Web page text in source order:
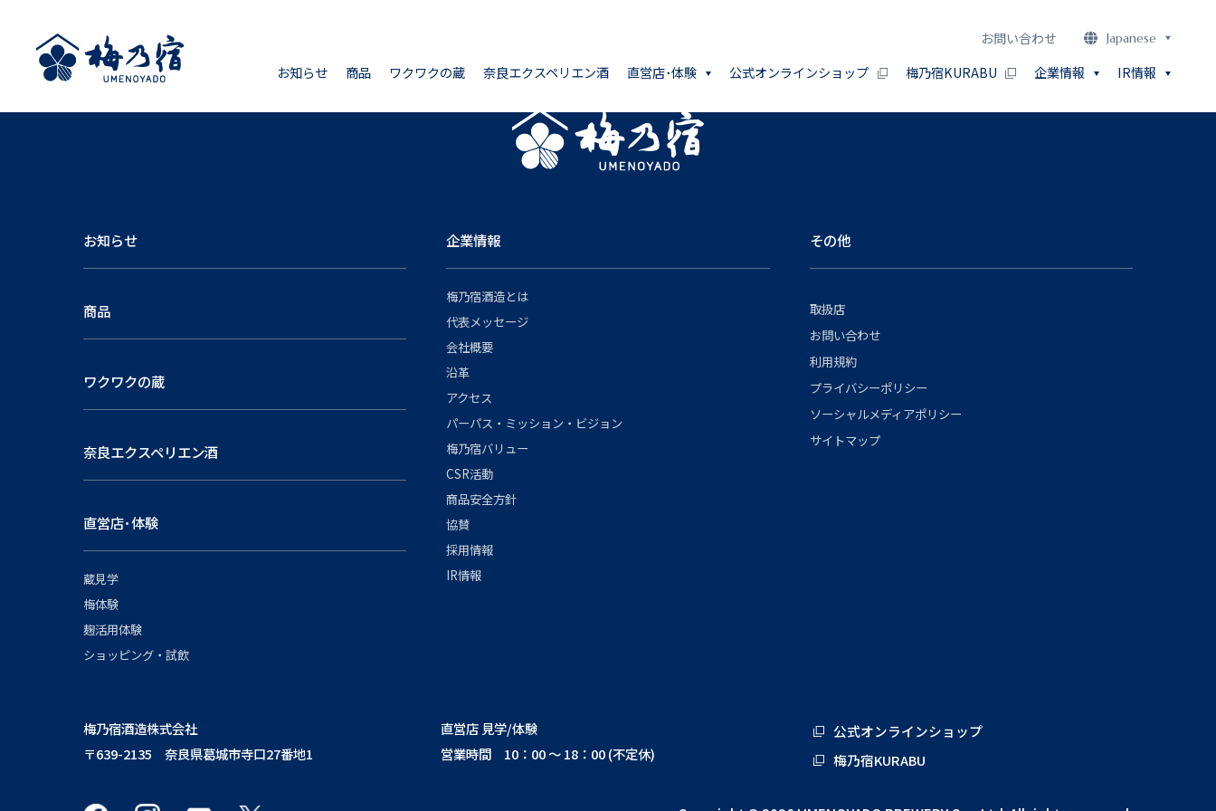
お問い合わせ Japanese
お知らせ 商品 ワクワクの蔵 奈良エクスペリエン酒 直営店･体験 公式オンラインショップ 梅乃宿KURABU 企業情報 IR情報
お知らせ
商品
ワクワクの蔵
奈良エクスペリエン酒
直営店･体験
蔵見学
梅体験
麹活用体験
ショッピング・試飲
企業情報
梅乃宿酒造とは
代表メッセージ
会社概要
沿革
アクセス
パーパス・ミッション・ビジョン
梅乃宿バリュー
CSR活動
商品安全方針
協賛
採用情報
IR情報
その他
取扱店
お問い合わせ
利用規約
プライバシーポリシー
ソーシャルメディアポリシー
サイトマップ
梅乃宿酒造株式会社
〒639-2135 奈良県葛城市寺口27番地1
直営店 見学/体験
営業時間 10：00 ～ 18：00 (不定休)
公式オンラインショップ
梅乃宿KURABU